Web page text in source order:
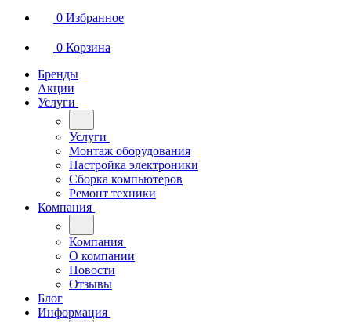
0 Избранное
0 Корзина
Бренды
Акции
Услуги
Услуги
Монтаж оборудования
Настройка электроники
Сборка компьютеров
Ремонт техники
Компания
Компания
О компании
Новости
Отзывы
Блог
Информация